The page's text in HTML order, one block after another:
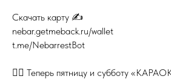
Скачать карту ✍️
nebar.getmeback.ru/wallet
t.me/NebarrestBot
👉🏻 Теперь пятницу и субботу